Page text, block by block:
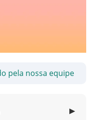
pela nossa equipe
▼